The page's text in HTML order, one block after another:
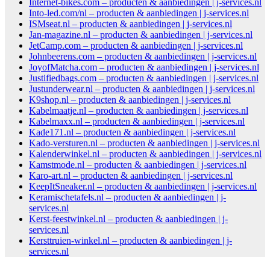
Internet-bikes.com – producten & aanbiedingen | j-services.nl
Into-led.com/nl – producten & aanbiedingen | j-services.nl
ISMseat.nl – producten & aanbiedingen | j-services.nl
Jan-magazine.nl – producten & aanbiedingen | j-services.nl
JetCamp.com – producten & aanbiedingen | j-services.nl
Johnbeerens.com – producten & aanbiedingen | j-services.nl
JoyofMatcha.com – producten & aanbiedingen | j-services.nl
Justifiedbags.com – producten & aanbiedingen | j-services.nl
Justunderwear.nl – producten & aanbiedingen | j-services.nl
K9shop.nl – producten & aanbiedingen | j-services.nl
Kabelmaatje.nl – producten & aanbiedingen | j-services.nl
Kabelmaxx.nl – producten & aanbiedingen | j-services.nl
Kade171.nl – producten & aanbiedingen | j-services.nl
Kado-versturen.nl – producten & aanbiedingen | j-services.nl
Kalenderwinkel.nl – producten & aanbiedingen | j-services.nl
Kamstmode.nl – producten & aanbiedingen | j-services.nl
Karo-art.nl – producten & aanbiedingen | j-services.nl
KeepItSneaker.nl – producten & aanbiedingen | j-services.nl
Keramischetafels.nl – producten & aanbiedingen | j-
services.nl
Kerst-feestwinkel.nl – producten & aanbiedingen | j-
services.nl
Kersttruien-winkel.nl – producten & aanbiedingen | j-
services.nl